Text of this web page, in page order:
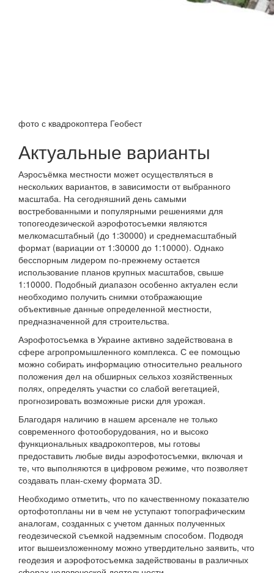
фото с квадрокоптера Геобест
Актуальные варианты
Аэросъёмка местности может осуществляться в
нескольких вариантов, в зависимости от выбранного
масштаба. На сегодняшний день самыми
востребованными и популярными решениями для
топогеодезической аэрофотосъемки являются
мелкомасштабный (до 1:30000) и среднемасштабный
формат (вариации от 1:30000 до 1:10000). Однако
бесспорным лидером по-прежнему остается
использование планов крупных масштабов, свыше
1:10000. Подобный диапазон особенно актуален если
необходимо получить снимки отображающие
объективные данные определенной местности,
предназначенной для строительства.
Аэрофотосъемка в Украине активно задействована в
сфере агропромышленного комплекса. С ее помощью
можно собирать информацию относительно реального
положения дел на обширных сельхоз хозяйственных
полях, определять участки со слабой вегетацией,
прогнозировать возможные риски для урожая.
Благодаря наличию в нашем арсенале не только
современного фотооборудования, но и высоко
функциональных квадрокоптеров, мы готовы
предоставить любые виды аэрофотосъемки, включая и
те, что выполняются в цифровом режиме, что позволяет
создавать план-схему формата 3D.
Необходимо отметить, что по качественному показателю
ортофотопланы ни в чем не уступают топографическим
аналогам, созданных с учетом данных полученных
геодезической съемкой надземным способом. Подводя
итог вышеизложенному можно утвердительно заявить, что
геодезия и аэрофотосъемка задействованы в различных